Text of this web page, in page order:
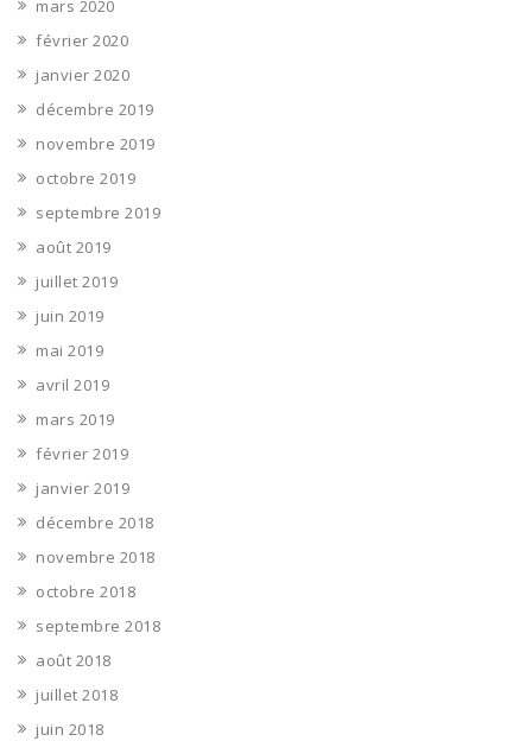
mars 2020
février 2020
janvier 2020
décembre 2019
novembre 2019
octobre 2019
septembre 2019
août 2019
juillet 2019
juin 2019
mai 2019
avril 2019
mars 2019
février 2019
janvier 2019
décembre 2018
novembre 2018
octobre 2018
septembre 2018
août 2018
juillet 2018
juin 2018